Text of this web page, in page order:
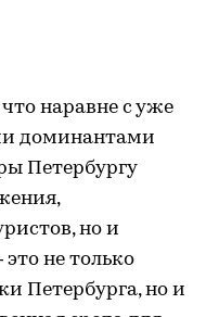
наравне с уже
доминантами
Петербургу
но и
не только
Петербурга, но и